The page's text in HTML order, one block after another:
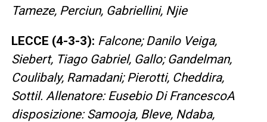
Tameze, Perciun, Gabriellini, Njie
LECCE (4-3-3): Falcone; Danilo Veiga,
Siebert, Tiago Gabriel, Gallo; Gandelman,
Coulibaly, Ramadani; Pierotti, Cheddira,
Sottil. Allenatore: Eusebio Di FrancescoA
disposizione: Samooja, Bleve, Ndaba,